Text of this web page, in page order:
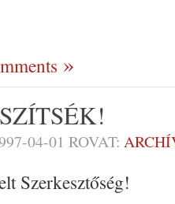
04-01 ROVAT:
Szerkesztőség!